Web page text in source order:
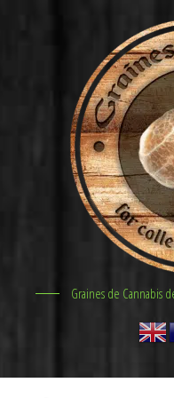
Graines de Cannabis